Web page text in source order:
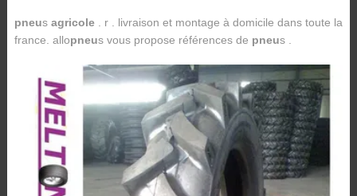
pneus agricole. r . livraison et montage à domicile dans toute la
france. allopneus vous propose références de pneus .